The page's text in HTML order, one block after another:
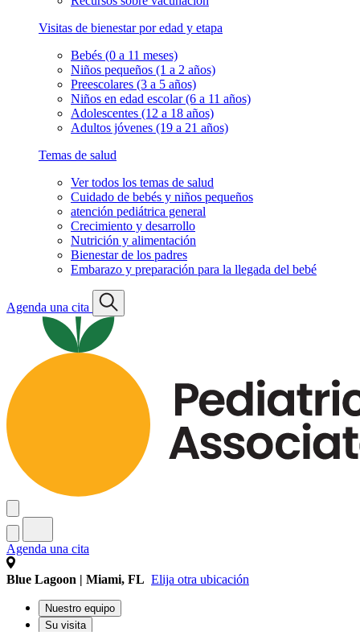
Visitas de bienestar por edad y etapa
Bebés (0 a 11 meses)
Niños pequeños (1 a 2 años)
Preescolares (3 a 5 años)
Niños en edad escolar (6 a 11 años)
Adolescentes (12 a 18 años)
Adultos jóvenes (19 a 21 años)
Temas de salud
Ver todos los temas de salud
Cuidado de bebés y niños pequeños
atención pediátrica general
Crecimiento y desarrollo
Nutrición y alimentación
Bienestar de los padres
Embarazo y preparación para la llegada del bebé
Agenda una cita
Agenda una cita
Blue Lagoon | Miami, FL Elija otra ubicación
Nuestro equipo
Su visita